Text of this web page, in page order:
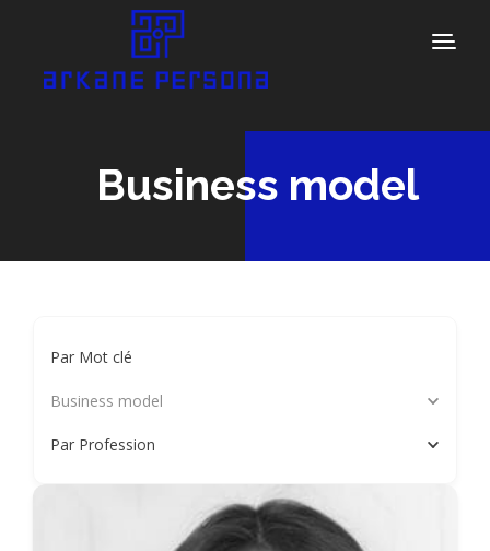
Business model
Par Mot clé
Business model
Par Profession